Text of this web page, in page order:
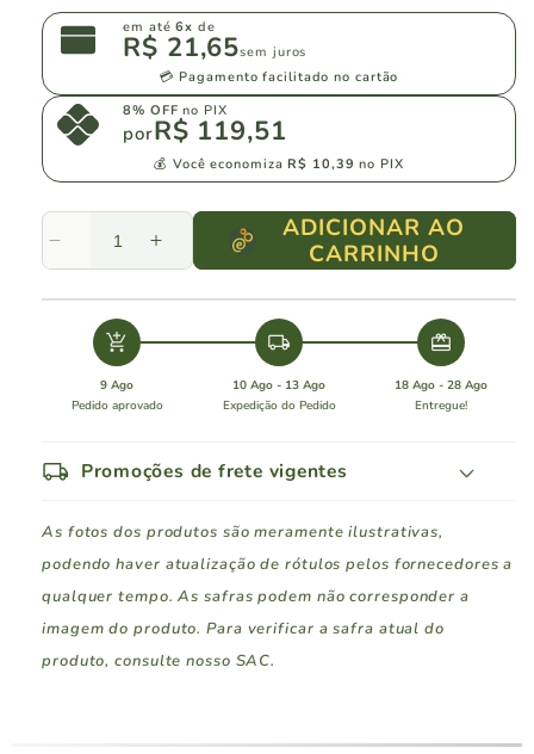
em até6x de
R$ 21,65sem juros
💳 Pagamento facilitado no cartão
8% OFF no PIX
porR$ 119,51
💰 Você economizaR$ 10,39 no PIX
Diminuir
a
quantidade
Mondadori
Gran
Reserva
Aumentar
a
quantidade
Mondadori
Reserva
ADICIONAR AO
CARRINHO
add_shopping_cart
9 Ago
Pedido aprovado
local_shipping
10 Ago - 13 Ago
Expedição do Pedido
redeem
18 Ago - 28 Ago
Entregue!
local_shipping Promoções de frete vigentes
As fotos dos produtos são meramente ilustrativas,
podendo haver atualização de rótulos pelos fornecedores a
qualquer tempo. As safras podem não corresponder a
imagem do produto. Para verificar a safra atual do
produto, consulte nosso SAC.